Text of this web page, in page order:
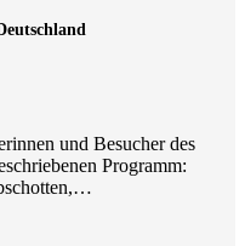
und Besucher des
Programm: